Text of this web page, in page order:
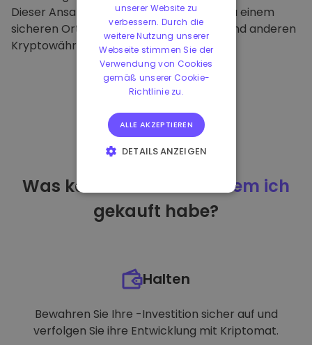
Dieser Ansatz macht unsere Plattform zu einem
sicheren Ort für die Aufbewahrung von und anderen
Kryptowährungen.
Was kann ich tun
nachdem ich
gekauft habe?
Halten
Bewahren Sie Ihre -Investition sicher auf und
verfolgen Sie ihre Entwicklung mit Kriptomat.
unserer Website zu
verbessern. Durch die
weitere Nutzung unserer
Webseite stimmen Sie der
Verwendung von Cookies
gemäß unserer Cookie-
Richtlinie zu.
ALLE AKZEPTIEREN
DETAILS ANZEIGEN
PERFORMANCE